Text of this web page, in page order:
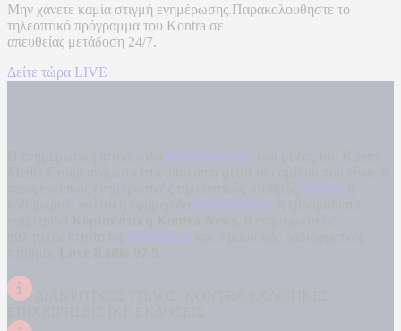
Μην χάνετε καμία στιγμή ενημέρωσης.Παρακολουθήστε το
τηλεοπτικό πρόγραμμα του Kontra σε
απευθείας μετάδοση 24/7.
Δείτε τώρα LIVE
kontranews.gr
Kontra
Kontra News
Filathlos.gr